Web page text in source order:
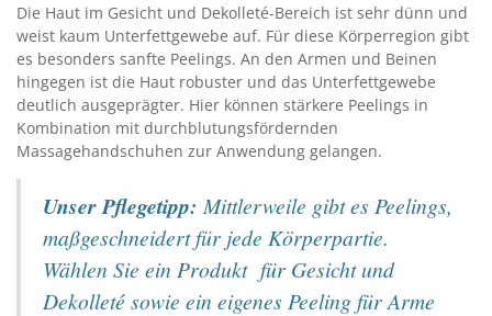
Die Haut im Gesicht und Dekolleté-Bereich ist sehr dünn und
weist kaum Unterfettgewebe auf. Für diese Körperregion gibt
es besonders sanfte Peelings. An den Armen und Beinen
hingegen ist die Haut robuster und das Unterfettgewebe
deutlich ausgeprägter. Hier können stärkere Peelings in
Kombination mit durchblutungsfördernden
Massagehandschuhen zur Anwendung gelangen.
Unser Pflegetipp:Mittlerweile gibt es Peelings,
maßgeschneidert für jede Körperpartie.
Wählen Sie ein Produkt für Gesicht und
Dekolleté sowie ein eigenes Peeling für Arme